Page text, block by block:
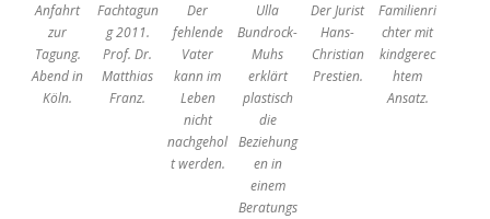
Anfahrt
zur
Tagung.
Abend in
Köln.
Fachtagun
g 2011.
Prof. Dr.
Matthias
Franz.
Der
fehlende
Vater
kann im
Leben
nicht
nachgehol
t werden.
Ulla
Bundrock-
Muhs
erklärt
plastisch
die
Beziehung
en in
einem
Beratungs
Der Jurist
Hans-
Christian
Prestien.
Familienri
chter mit
kindgerec
htem
Ansatz.